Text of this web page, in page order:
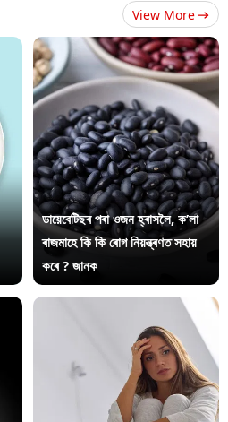
View More
ডায়েবেটিছৰ পৰা ওজন হ্ৰাসলৈ, ক’লা
ৰাজমাহে কি কি ৰোগ নিয়ন্ত্ৰণত সহায়
কৰে ? জানক